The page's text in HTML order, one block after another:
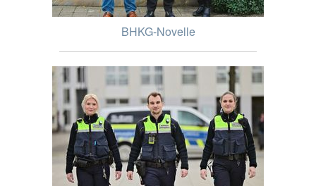
BHKG-Novelle